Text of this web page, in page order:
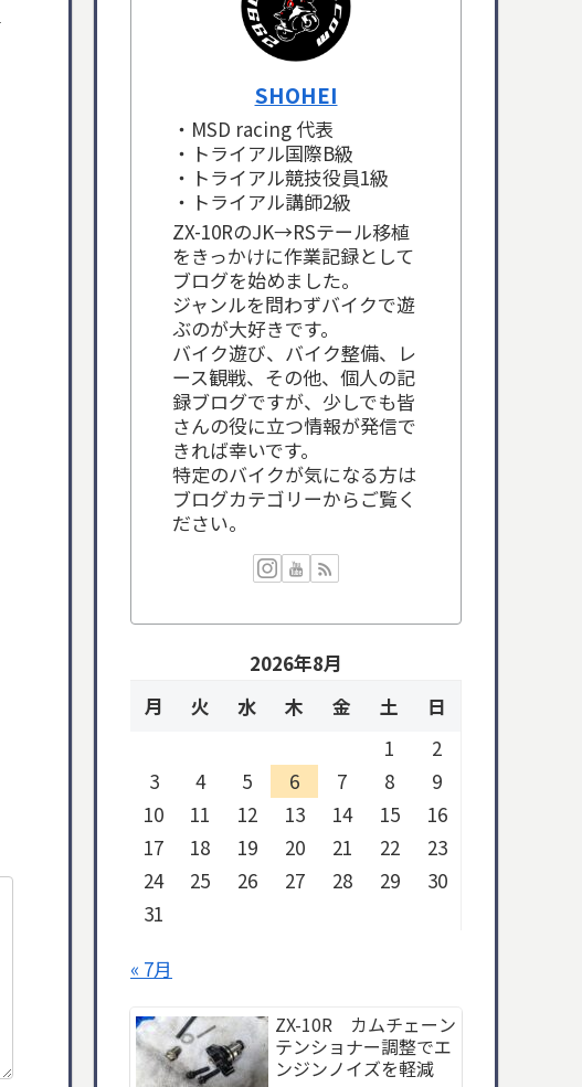
SHOHEI
・MSD racing 代表
・トライアル国際B級
・トライアル競技役員1級
・トライアル講師2級
ZX-10RのJK→RSテール移植
をきっかけに作業記録として
ブログを始めました。
ジャンルを問わずバイクで遊
ぶのが大好きです。
バイク遊び、バイク整備、レ
ース観戦、その他、個人の記
録ブログですが、少しでも皆
さんの役に立つ情報が発信で
きれば幸いです。
特定のバイクが気になる方は
ブログカテゴリーからご覧く
ださい。
2026年8月
月
火 水 木 金 土
日
1
2
3
4 5 6 7 8
9
10
11 12 13 14 15
16
17
18 19 20 21 22
23
24
25 26 27 28 29
30
31
« 7月
ZX-10R カムチェーン
テンショナー調整でエ
ンジンノイズを軽減